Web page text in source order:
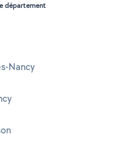
département
Nancy